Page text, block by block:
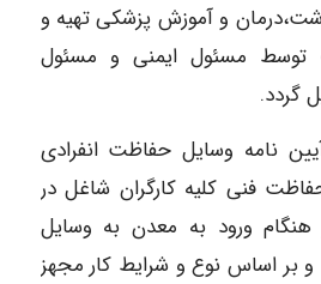
و آموزش پزشکی تهیه و
توسط مسئول ایمنی و مسئول
گردد.
آیین نامه وسایل حفاظت انفرادی
فنی کلیه کارگران شاغل در
ورود به معدن به وسایل
اساس نوع و شرایط کار مجهز